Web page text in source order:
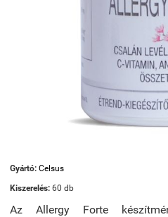
Gyártó: Celsus
Kiszerelés: 60 db
Az Allergy Forte